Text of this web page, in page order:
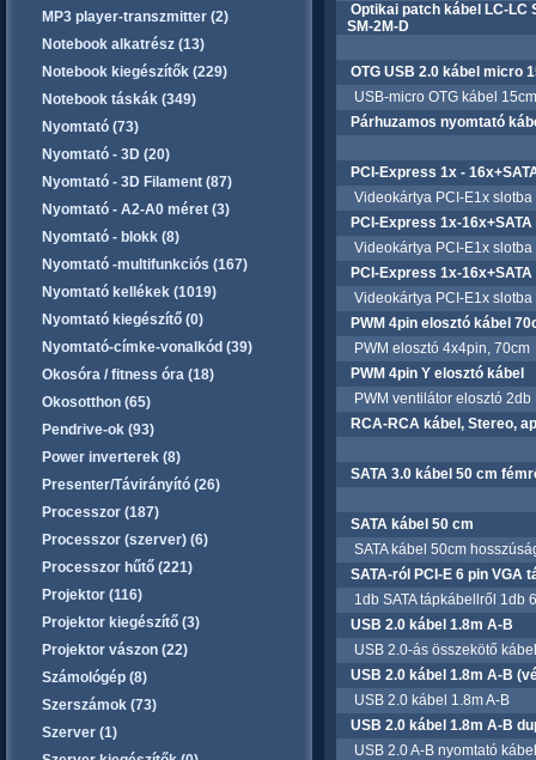
MP3 player-transzmitter (2)
Notebook alkatrész (13)
Notebook kiegészítők (229)
Notebook táskák (349)
Nyomtató (73)
Nyomtató - 3D (20)
Nyomtató - 3D Filament (87)
Nyomtató - A2-A0 méret (3)
Nyomtató - blokk (8)
Nyomtató -multifunkciós (167)
Nyomtató kellékek (1019)
Nyomtató kiegészítő (0)
Nyomtató-címke-vonalkód (39)
Okosóra / fitness óra (18)
Okosotthon (65)
Pendrive-ok (93)
Power inverterek (8)
Presenter/Távirányító (26)
Processzor (187)
Processzor (szerver) (6)
Processzor hűtő (221)
Projektor (116)
Projektor kiegészítő (3)
Projektor vászon (22)
Számológép (8)
Szerszámok (73)
Szerver (1)
Optikai patch kábel LC-LC
SM-2M-D
OTG USB 2.0 kábel micro
USB-micro OTG kábel 15cm
Párhuzamos nyomtató
PCI-Express 1x -
Videokártya PCI-E1x slotba
PCI-Express 1x-
Videokártya PCI-E1x slotba
PCI-Express 1x-
Videokártya PCI-E1x slotba
PWM 4pin elosztó kábel
PWM elosztó 4x4pin, 70cm
PWM 4pin Y elosztó kábel
PWM ventilátor elosztó 2db
RCA-RCA kábel, Stereo,
SATA 3.0 kábel 50 cm
SATA kábel 50 cm
SATA kábel 50cm
SATA-ról PCI-E 6 pin VGA
1db SATA tápkábellről 1db
USB 2.0 kábel 1.8m A-B
USB 2.0-ás összekötő
USB 2.0 kábel 1.8m A-B
USB 2.0 kábel 1.8m A-B
USB 2.0 kábel 1.8m A-B
USB 2.0 A-B nyomtató